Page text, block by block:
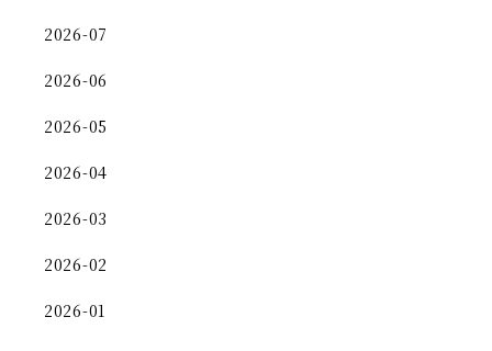
2026-07
2026-06
2026-05
2026-04
2026-03
2026-02
2026-01